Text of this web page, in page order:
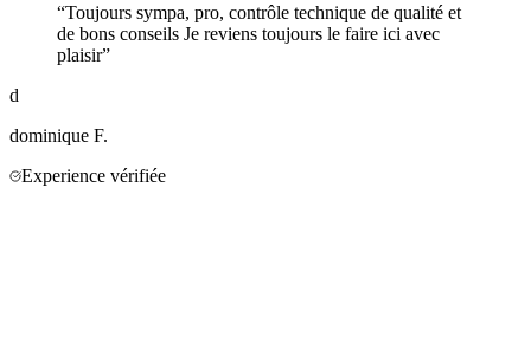
“Toujours sympa, pro, contrôle technique de qualité et
de bons conseils Je reviens toujours le faire ici avec
plaisir”
d
dominique F.
Experience vérifiée